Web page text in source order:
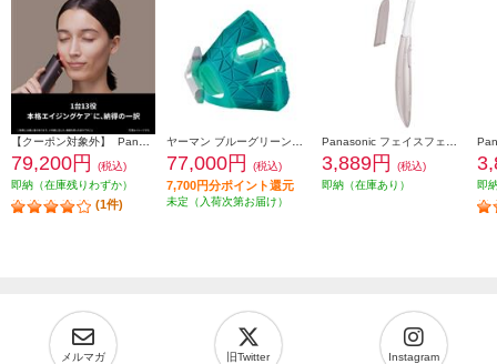
79,200円
(税込)
即納（在庫残りわずか）
(1件)
77,000円 (税込)
7,700円分ポイント還元
未定（入荷次第お届け）
3,889円
(税込)
即納（在庫あり）
即
メルマガ 旧Twitter Instagram